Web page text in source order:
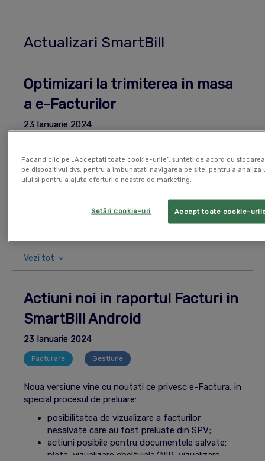
Actualizari SmartBill
Optimizari la trimiterea in masa
a e-Facturilor
23 Ianuarie 2024
Blocam posibilitatea de retrimite e-Facturi catre
S.P.V. cand faci trimitere in masa. e-Facturile care au
In curs de trimitere/In procesare/Validatanu
mai sunt trimise chiar daca sunt selectate. Scade
riscul de a dubla informatiile la ANAF.
Diverse alte imbunatatiri ce tin de e-Factura si
Vezi tot
Actiuni noi in raportul Facturi in
SmartBill Android
23 Ianuarie 2024
Facturare Gestiune
Noua versiune vine cu noutati ce privesc e-Factura, in
special procesul de preluare:
posibilitatea de vizualizare a facturilor
nesalvate care au fost preluate din SPV;
actiuni posibile pentru documentele salvate:
plata, vizualizare cheltuiala/NIR, vizualizare
Facand clic pe „Acceptati toate cookie-urile”, sunteti de acord cu
pe dispozitivul dvs. pentru a imbunatati navigarea pe site, pentru a analiza
ului si pentru a ajuta eforturile noastre de marketing.
Accept toate cookie-
Setări cookie-uri